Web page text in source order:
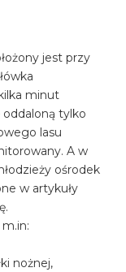
jest przy
minut
tylko
lasu
A w
ośrodek
w artykuły
nożnej,